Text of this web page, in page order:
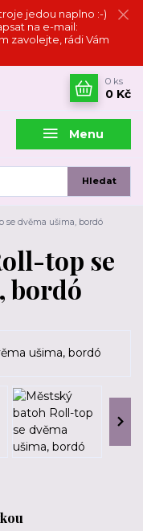
jedou naplno :-)
na e-mail:
zavolejte, rádi Vám
Menu
Hledat
0 ks
0 Kč
se dvěma ušima, bordó
top se
bordó